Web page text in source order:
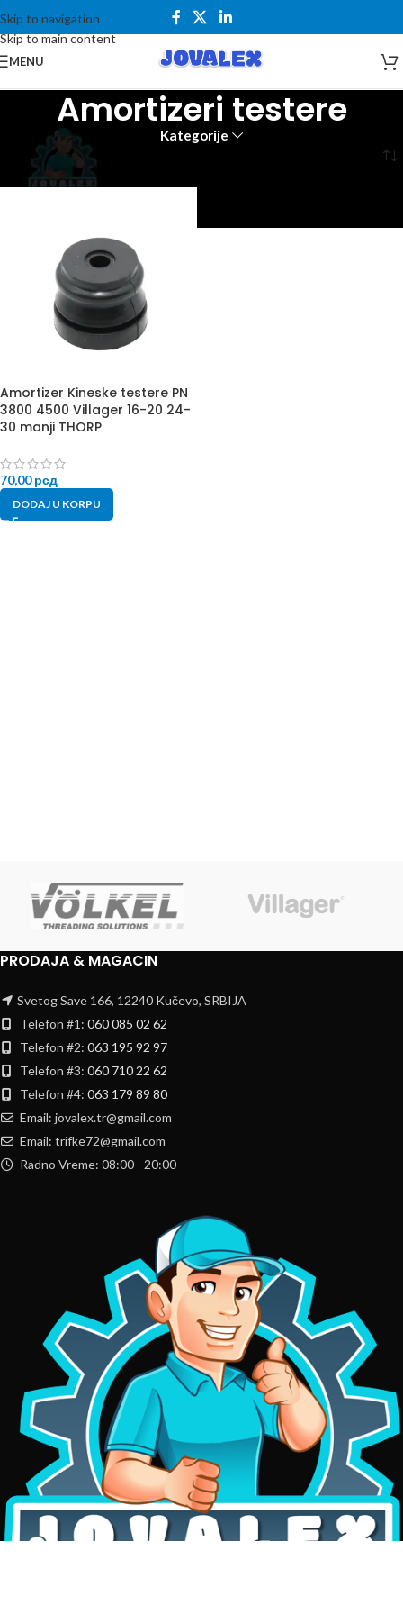
Skip to navigation
Skip to main content
MENU
Amortizeri testere
Kategorije
Početna Rezervni delovi
Amortizer Kineske testere PN
3800 4500 Villager 16-20 24-
30 manji THORP
70,00рсд
DODAJ U KORPU
PRODAJA & MAGACIN
Svetog Save 166, 12240 Kučevo, SRBIJA
Telefon #1: 060 085 02 62
Telefon #2: 063 195 92 97
Telefon #3: 060 710 22 62
Telefon #4: 063 179 89 80
Email: jovalex.tr@gmail.com
Email: trifke72@gmail.com
Radno Vreme: 08:00 - 20:00